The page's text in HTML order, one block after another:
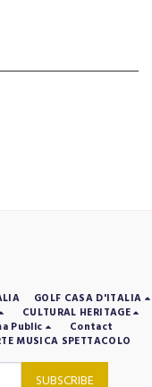
GOLF CASA D'ITALIA
CULTURAL HERITAGE
Public
Contact
MUSICA SPETTACOLO
SUBSCRIBE